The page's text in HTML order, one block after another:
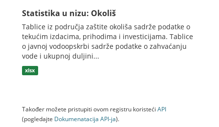
Statistika u nizu: Okoliš
Tablice iz područja zaštite okoliša sadrže podatke o
tekućim izdacima, prihodima i investicijama. Tablice
o javnoj vodoopskrbi sadrže podatke o zahvaćanju
vode i ukupnoj duljini...
xlsx
Također možete pristupiti ovom registru koristeći API
(pogledajte Dokumenаtаcijа API-jа).